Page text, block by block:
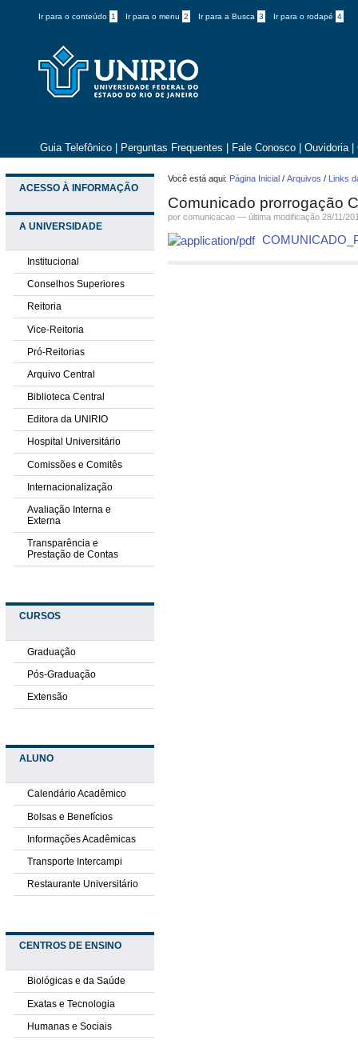
Ir para o conteúdo 1 Ir para o menu 2 Ir para a Busca 3 Ir para o rodapé 4
Guia Telefônico Perguntas Frequentes Fale Conosco Ouvidoria
ACESSO À INFORMAÇÃO
A UNIVERSIDADE
Institucional
Conselhos Superiores
Reitoria
Vice-Reitoria
Pró-Reitorias
Arquivo Central
Biblioteca Central
Editora da UNIRIO
Hospital Universitário
Comissões e Comitês
Internacionalização
Avaliação Interna e
Externa
Transparência e
Prestação de Contas
CURSOS
Graduação
Pós-Graduação
Extensão
ALUNO
Calendário Acadêmico
Bolsas e Benefícios
Informações Acadêmicas
Transporte Intercampi
Restaurante Universitário
CENTROS DE ENSINO
Biológicas e da Saúde
Exatas e Tecnologia
Humanas e Sociais
Você está aqui: Página Inicial /Arquivos / Links
Comunicado prorrogação
por comunicacao —última modificação 28/11/